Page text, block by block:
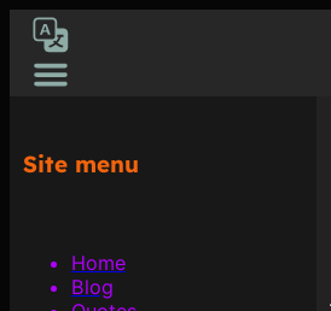
[gtranslate]
Site menu
Home
Blog